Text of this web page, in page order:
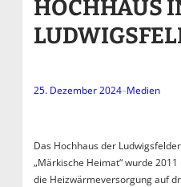
HOCHHAUS
25. Dezember 2024–Medien
Das Hochhaus der
„Märkische Heimat“ wurde
die Heizwärmeversorgung auf